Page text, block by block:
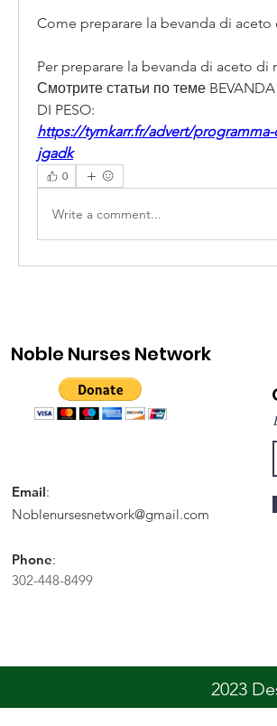
Come preparare la bevanda di aceto
Per preparare la bevanda di aceto di
Смотрите статьи по теме
DI PESO:
https://tymkarr.fr/advert/
jgadk
0
Write a comment...
Noble Nurses Network
Email:
Noblenursesnetwork@gmail.com
Phone:
302-448-8499
2023